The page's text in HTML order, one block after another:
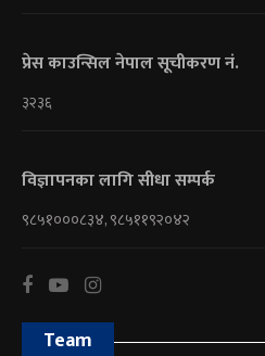
प्रेस काउन्सिल नेपाल सूचीकरण नं.
३२३६
विज्ञापनका लागि सीधा सम्पर्क
९८५१०००८३४, ९८५११९२०४२
Team